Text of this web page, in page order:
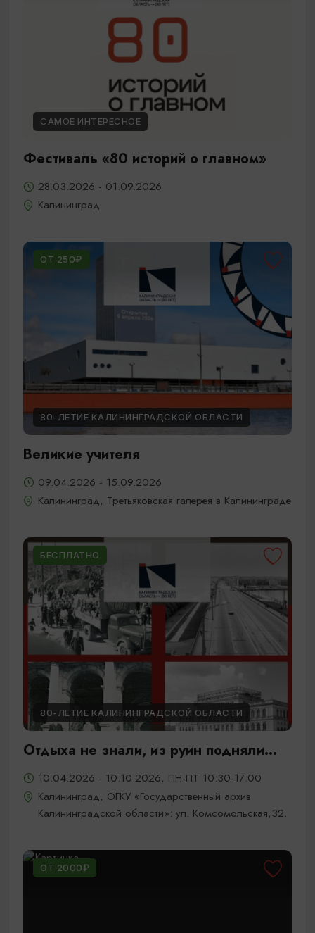
САМОЕ ИНТЕРЕСНОЕ
Фестиваль «80 историй о главном»
28.03.2026 - 01.09.2026
Калининград
ОТ 250₽
80-ЛЕТИЕ КАЛИНИНГРАДСКОЙ ОБЛАСТИ
Великие учителя
09.04.2026 - 15.09.2026
Калининград, Третьяковская галерея в Калининграде
БЕСПЛАТНО
80-ЛЕТИЕ КАЛИНИНГРАДСКОЙ ОБЛАСТИ
Отдыха не знали, из руин подняли...
10.04.2026 - 10.10.2026, ПН-ПТ 10:30-17:00
Калининград, ОГКУ «Государственный архив
Калининградской области»: ул. Комсомольская,32.
ОТ 2000₽